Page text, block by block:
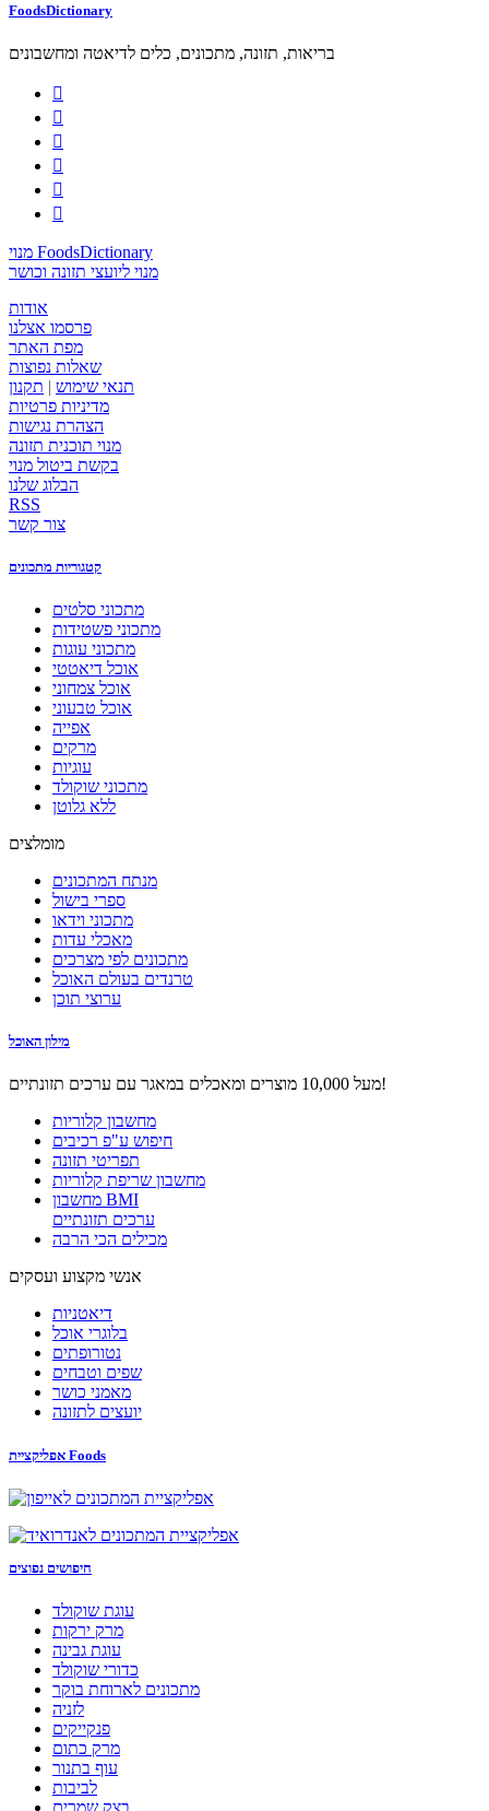
FoodsDictionary
בריאות, תזונה, מתכונים, כלים לדיאטה ומחשבונים






מנוי FoodsDictionary
מנוי ליועצי תזונה וכושר
אודות
פרסמו אצלנו
מפת האתר
שאלות נפוצות
תנאי שימוש | תקנון
מדיניות פרטיות
הצהרת נגישות
מנוי תוכנית תזונה
בקשת ביטול מנוי
הבלוג שלנו
RSS
צור קשר
קטגוריות מתכונים
מתכוני סלטים
מתכוני פשטידות
מתכוני עוגות
אוכל דיאטטי
אוכל צמחוני
אוכל טבעוני
אפייה
מרקים
עוגיות
מתכוני שוקולד
ללא גלוטן
מומלצים
מנתח המתכונים
ספרי בישול
מתכוני וידאו
מאכלי עדות
מתכונים לפי מצרכים
טרנדים בעולם האוכל
ערוצי תוכן
מילון האוכל
מעל 10,000 מוצרים ומאכלים במאגר עם ערכים תזונתיים!
מחשבון קלוריות
חיפוש ע"פ רכיבים
תפריטי תזונה
מחשבון שריפת קלוריות
מחשבון BMI
ערכים תזונתיים
מכילים הכי הרבה
אנשי מקצוע ועסקים
דיאטניות
בלוגרי אוכל
נטורופתים
שפים וטבחים
מאמני כושר
יועצים לתזונה
אפליקציית Foods
חיפושים נפוצים
עוגת שוקולד
מרק ירקות
עוגת גבינה
כדורי שוקולד
מתכונים לארוחת בוקר
לזניה
פנקייקים
מרק כתום
עוף בתנור
לביבות